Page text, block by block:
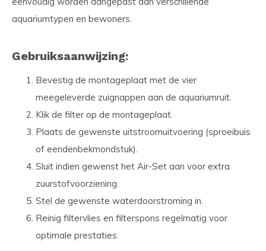
aquariumtypen en bewoners.
Gebruiksaanwijzing:
Bevestig de montageplaat met de vier
meegeleverde zuignappen aan de aquariumruit.
Klik de filter op de montageplaat.
Plaats de gewenste uitstroomuitvoering (sproeibuis
of eendenbekmondstuk).
Sluit indien gewenst het Air-Set aan voor extra
zuurstofvoorziening.
Stel de gewenste waterdoorstroming in.
Reinig filtervlies en filterspons regelmatig voor
optimale prestaties.